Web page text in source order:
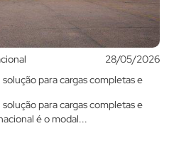
28/05/2026
para cargas completas e
para cargas completas e
é o modal...